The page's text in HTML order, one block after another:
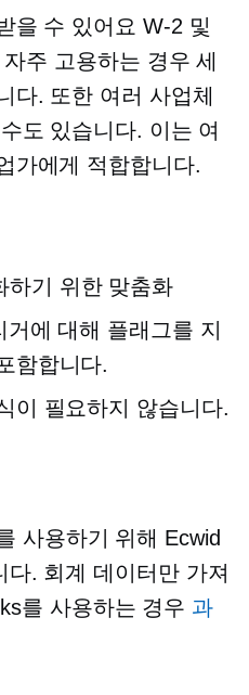
을 수 있어요 W-2 및
주 고용하는 경우 세
다. 또한 여러 사업체
도 있습니다. 이는 여
가에게 적합합니다.
하기 위한 맞춤화
에 대해 플래그를 지
함합니다.
이 필요하지 않습니다.
사용하기 위해 Ecwid
. 회계 데이터만 가져
를 사용하는 경우 과